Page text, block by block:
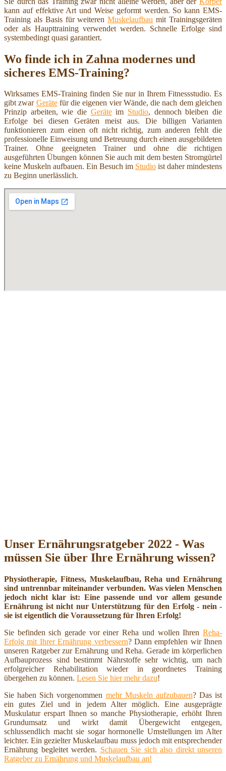
kann auf effektive Art und Weise geformt werden. So kann EMS-
Training als Basis für weiterenMuskelaufbau mit Trainingsgeräten
oder als Haupttraining verwendet werden. Schnelle Erfolge sind
systembedingt quasi garantiert.
Wo finde ich in Zahna modernes und
sicheres EMS-Training?
Wirksames EMS-Training finden Sie nur in Ihrem Fitnessstudio. Es
gibt zwar Gerätefür die eigenen vier Wände, die nach dem gleichen
Prinzip arbeiten, wie die Geräteim Studio, dennoch bleiben die
Erfolge bei diesen Geräten meist aus. Die billigen Varianten
funktionieren zum einen oft nicht richtig, zum anderen fehlt die
professionelle Einweisung und Betreuung durch einen ausgebildeten
Trainer. Ohne geeigneten Trainer und ohne die richtigen
ausgeführten Übungen können Sie auch mit dem besten Stromgürtel
keine Muskeln aufbauen. Ein Besuch im Studio ist daher mindestens
zu Beginn unerlässlich.
Unser Ernährungsratgeber 2022 - Was
müssen Sie über Ihre Ernährung wissen?
Physiotherapie, Fitness, Muskelaufbau, Reha und Ernährung
sind untrennbar miteinander verbunden. Was vielen Menschen
jedoch nicht klar ist: Eine passende und vor allem gesunde
Ernährung ist nicht nur Unterstützung für den Erfolg - nein -
sie ist eigentlich die Voraussetzung für Ihren Erfolg!
Sie befinden sich gerade vor einer Reha und wollen Ihren Reha-
Erfolg mit Ihrer Ernährung verbessern? Dann empfehlen wir Ihnen
unseren Ratgeber zur Ernährung und Reha. Gerade im körperlichen
Aufbauprozess sind bestimmt Nährstoffe sehr wichtig, um nach
erfolgreicher Rehabilitation wieder in geordnetes Training
übergehen zu können. Lesen Sie hier mehr dazu!
Sie haben Sich vorgenommen mehr Muskeln aufzubauen? Das ist
ein gutes Ziel und in jedem Alter möglich. Eine ausgeprägte
Muskulatur erspart Ihnen so manche Physiotherapie, erhöht Ihren
Grundumsatz und wirkt damit Übergewicht entgegen,
schlussendlich macht sie sogar hormonelle Umstellungen im Alter
leichter. Ein gezielter Muskelaufbau muss jedoch mit entsprechender
Ernährung begleitet werden. Schauen Sie sich also direkt unseren
Ratgeber zu Ernährung und Muskelaufbau an!